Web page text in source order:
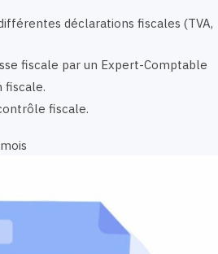
déclarations fiscales (TVA,
fiscale par un Expert-Comptable
fiscale.
fiscale.